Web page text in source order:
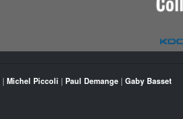
| Michel Piccoli | Paul Demange | Gaby Basset